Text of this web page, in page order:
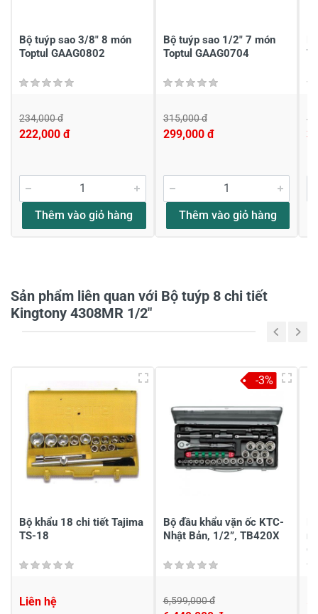
Viết nhận xét về sản phẩm
Đánh giá sao
Tiêu đề của nhận xét *
Bộ tuýp sao 3/8" 8 món
Toptul GAAG0802
234,000 đ
222,000 đ
Thêm vào giỏ hàng
Bộ tuýp sao 1/2" 7 món
Toptul GAAG0704
315,000 đ
299,000 đ
Thêm vào giỏ hàng
Sản phẩm liên quan với Bộ tuýp 8 chi tiết
Kingtony 4308MR 1/2"
Bộ khẩu 18 chi tiết Tajima
TS-18
Liên hệ
Bộ đầu khẩu vặn ốc KTC-
Nhật Bản, 1/2”, TB420X
6,599,000 đ
-3%